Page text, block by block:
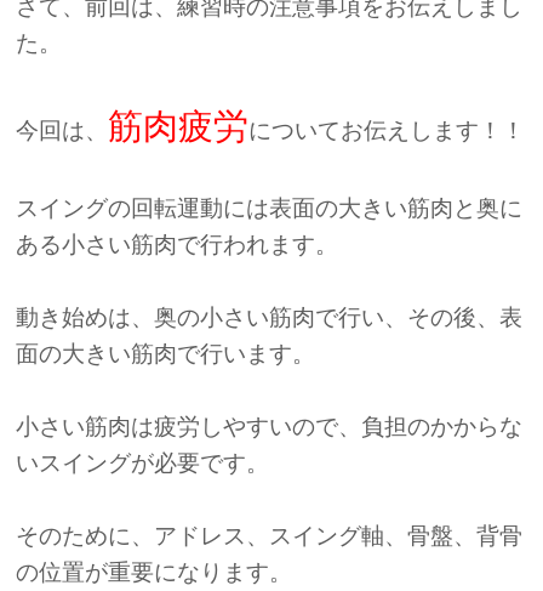
さて、前回は、練習時の注意事項をお伝えしまし
た。
今回は、 筋肉疲労についてお伝えします！！
スイングの回転運動には表面の大きい筋肉と奥に
ある小さい筋肉で行われます。
動き始めは、奥の小さい筋肉で行い、その後、表
面の大きい筋肉で行います。
小さい筋肉は疲労しやすいので、負担のかからな
いスイングが必要です。
そのために、アドレス、スイング軸、骨盤、背骨
の位置が重要になります。